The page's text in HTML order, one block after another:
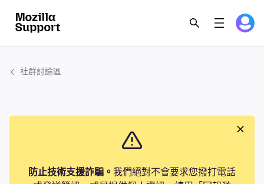
社群討論區
防止技術支援詐騙。 我們絕對不會要求您撥打電話